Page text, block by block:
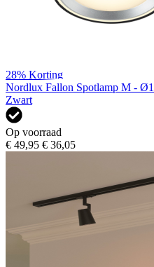
28% Korting
Nordlux Fallon Spotlamp M -
Zwart
Op voorraad
€ 49,95 € 36,05